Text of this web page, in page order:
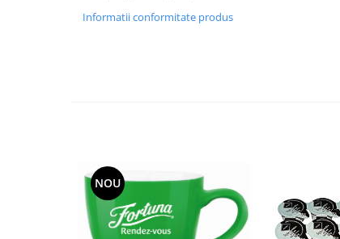
Informatii conformitate produs
NOU